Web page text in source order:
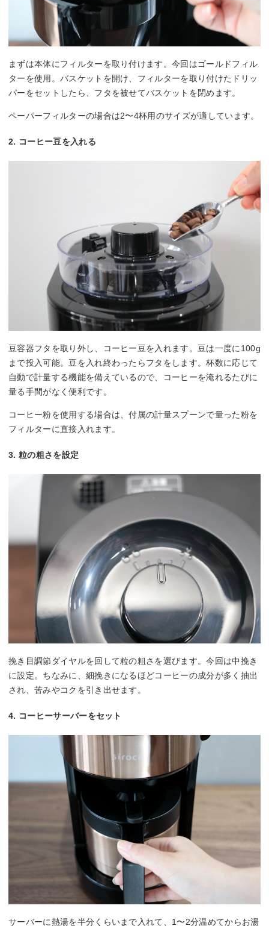
まずは本体にフィルターを取り付けます。今回はゴールドフィル
ターを使用。バスケットを開け、フィルターを取り付けたドリッ
パーをセットしたら、フタを被せてバスケットを閉めます。
ペーパーフィルターの場合は2〜4杯用のサイズが適しています。
2. コーヒー豆を入れる
豆容器フタを取り外し、コーヒー豆を入れます。豆は一度に100g
まで投入可能。豆を入れ終わったらフタをします。杯数に応じて
自動で計量する機能を備えているので、コーヒーを淹れるたびに
量る手間がなく便利です。
コーヒー粉を使用する場合は、付属の計量スプーンで量った粉を
フィルターに直接入れます。
3. 粒の粗さを設定
挽き目調節ダイヤルを回して粒の粗さを選びます。今回は中挽き
に設定。ちなみに、細挽きになるほどコーヒーの成分が多く抽出
され、苦みやコクを引き出せます。
4. コーヒーサーバーをセット
サーバーに熱湯を半分くらいまで入れて、1〜2分温めてからお湯